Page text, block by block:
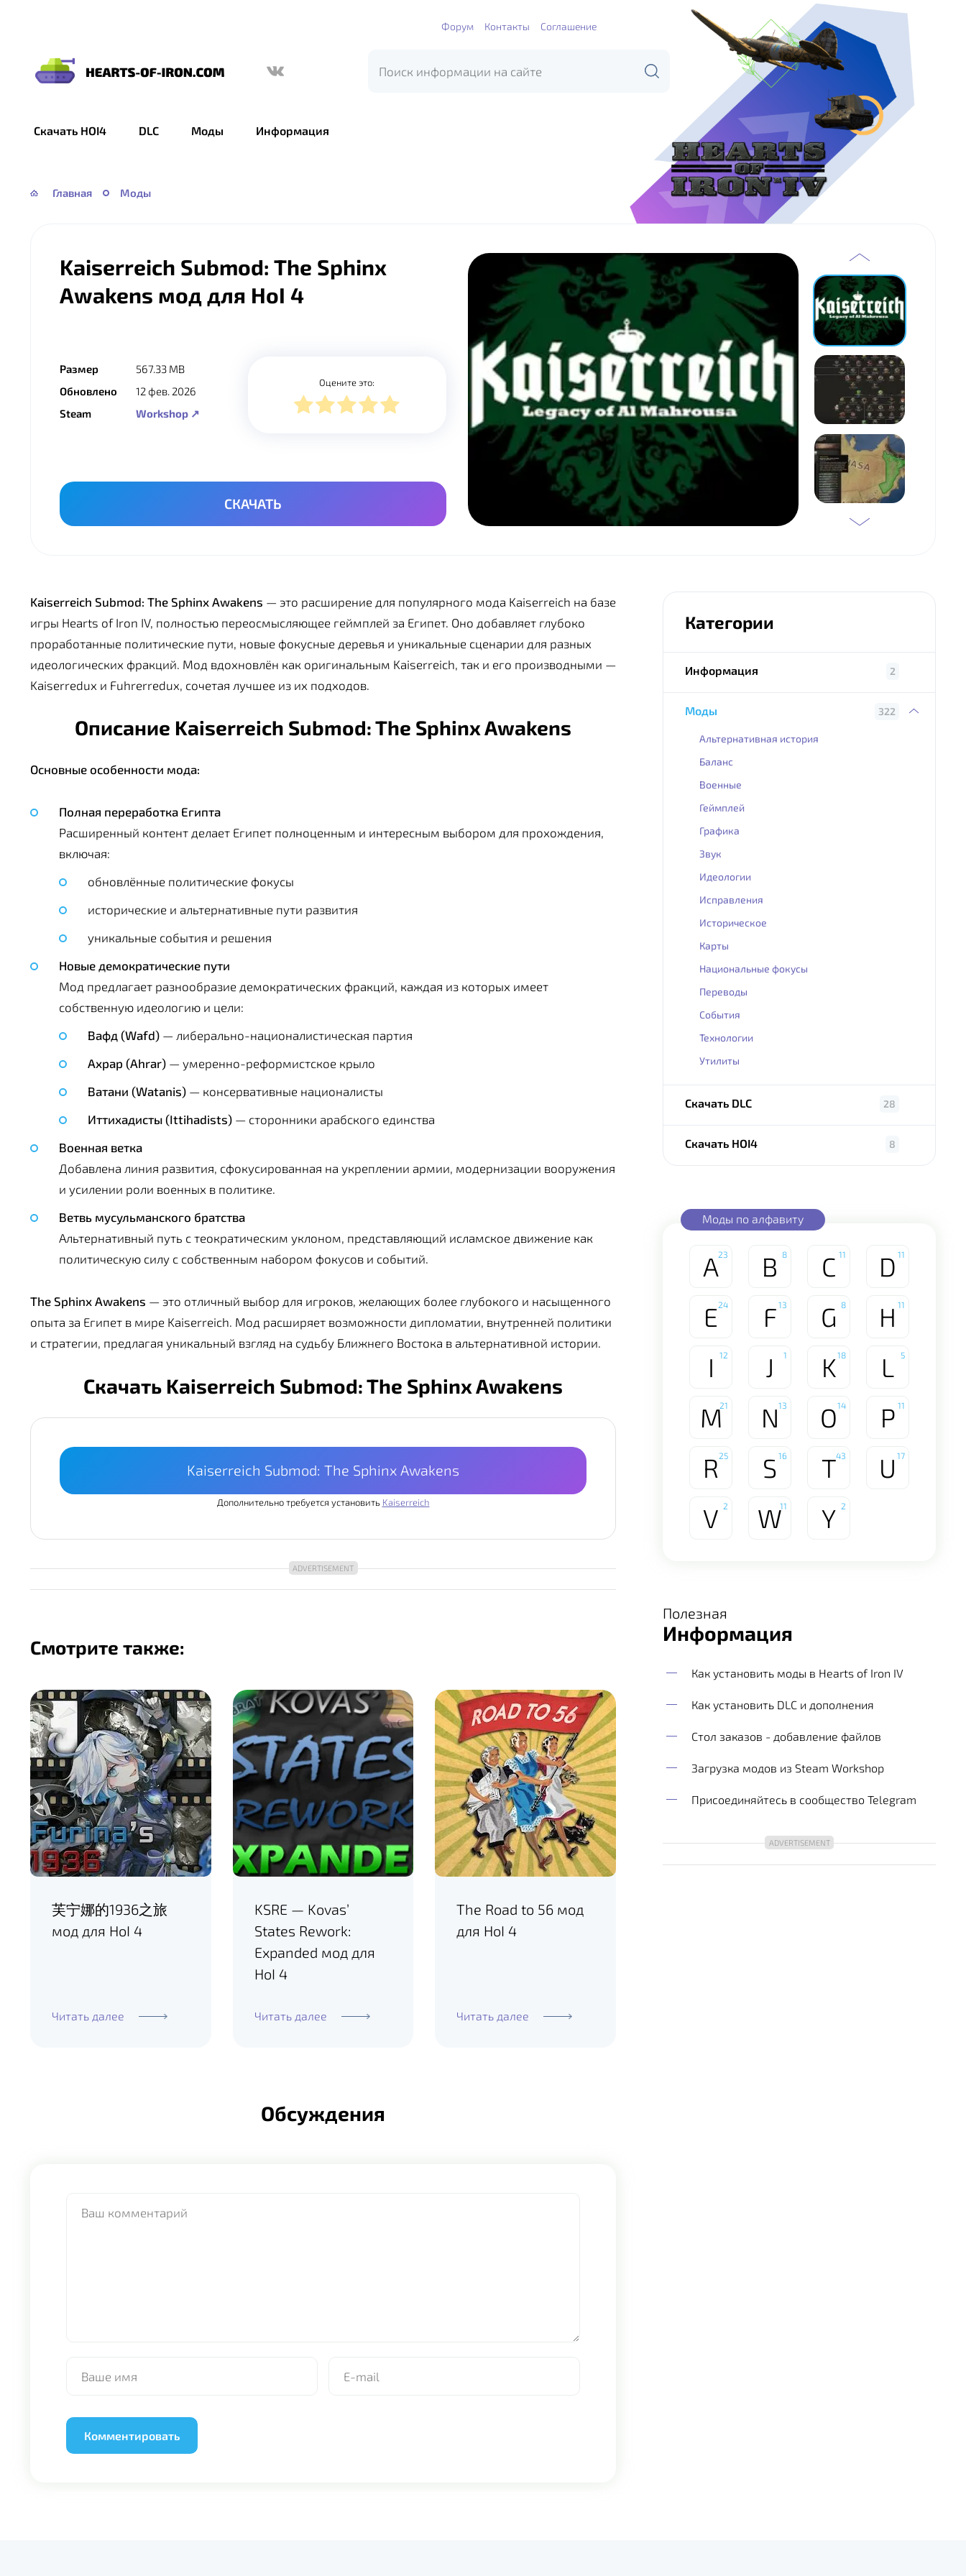
Форум Контакты Соглашение
Hearts
Скачать HOI4 DLC Моды Информация
Главная Моды
Kaiserreich Submod: The Sphinx
Awakens мод для HoI 4
Размер
567.33 MB
Обновлено
12 фев. 2026
Steam
Workshop ↗
Оцените это:
СКАЧАТЬ
Kaiserreich Submod: The Sphinx Awakens — это расширение для популярного мода Kaiserreich на базе
игры Hearts of Iron IV, полностью переосмысляющее геймплей за Египет. Оно добавляет глубоко
проработанные политические пути, новые фокусные деревья и уникальные сценарии для разных
идеологических фракций. Мод вдохновлён как оригинальным Kaiserreich, так и его производными —
Kaiserredux и Fuhrerredux, сочетая лучшее из их подходов.
Описание Kaiserreich Submod: The Sphinx Awakens
Основные особенности мода:
Полная переработка Египта
Расширенный контент делает Египет полноценным и интересным выбором для прохождения,
включая:
обновлённые политические фокусы
исторические и альтернативные пути развития
уникальные события и решения
Новые демократические пути
Мод предлагает разнообразие демократических фракций, каждая из которых имеет
собственную идеологию и цели:
Вафд (Wafd) — либерально-националистическая партия
Ахрар (Ahrar) — умеренно-реформистское крыло
Ватани (Watanis) — консервативные националисты
Иттихадисты (Ittihadists) — сторонники арабского единства
Военная ветка
Добавлена линия развития, сфокусированная на укреплении армии, модернизации вооружения
и усилении роли военных в политике.
Ветвь мусульманского братства
Альтернативный путь с теократическим уклоном, представляющий исламское движение как
политическую силу с собственным набором фокусов и событий.
The Sphinx Awakens — это отличный выбор для игроков, желающих более глубокого и насыщенного
опыта за Египет в мире Kaiserreich. Мод расширяет возможности дипломатии, внутренней политики
и стратегии, предлагая уникальный взгляд на судьбу Ближнего Востока в альтернативной истории.
Скачать Kaiserreich Submod: The Sphinx Awakens
Kaiserreich Submod: The Sphinx Awakens
Дополнительно требуется установить Kaiserreich
Смотрите также:
芙宁娜的1936之旅
мод для HoI 4
Читать далее
KSRE — Kovas’
States Rework:
Expanded мод для
HoI 4
Читать далее
The Road to 56 мод
для HoI 4
Читать далее
Обсуждения
Категории
Информация 2
Моды 322
Альтернативная история
Баланс
Военные
Геймплей
Графика
Звук
Идеологии
Исправления
Историческое
Карты
Национальные фокусы
Переводы
События
Технологии
Утилиты
Скачать DLC 28
Скачать HOI4 8
Моды по алфавиту
A23 B 8 C 11 D 11
E 24 F 13 G 8 H 11
I 12 J 1 K18 L 5
M21 N13 O14 P 11
R 25 S 16 T43 U 17
V 2 W11 Y 2
Полезная
Информация
Как установить моды в Hearts of Iron IV
Как установить DLC и дополнения
Стол заказов - добавление файлов
Загрузка модов из Steam Workshop
Присоединяйтесь в сообщество Telegram